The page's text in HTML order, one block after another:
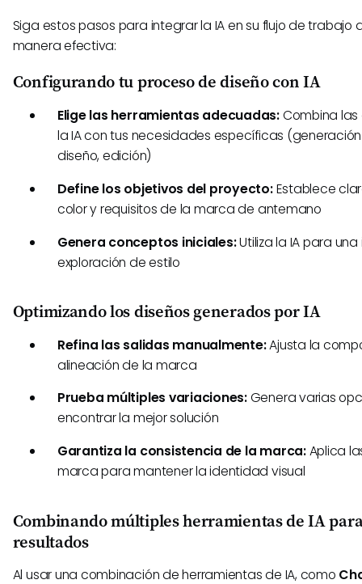
Siga estos pasos para integrar la IA en su flujo de trabajo
manera efectiva:
Configurando tu proceso de diseño con IA
Elige las herramientas adecuadas:Combina
la IA con tus necesidades específicas
diseño, edición)
Define los objetivos del proyecto:Establece
color y requisitos de la marca de antemano
Genera conceptos iniciales:Utiliza la IA para
exploración de estilo
Optimizando los diseños generados por IA
Refina las salidas manualmente:Ajusta la
alineación de la marca
Prueba múltiples variaciones:Genera varias
encontrar la mejor solución
Garantiza la consistencia de la marca:Aplica
marca para mantener la identidad visual
Combinando múltiples herramientas de IA
resultados
Al usar una combinación de herramientas de IA, como